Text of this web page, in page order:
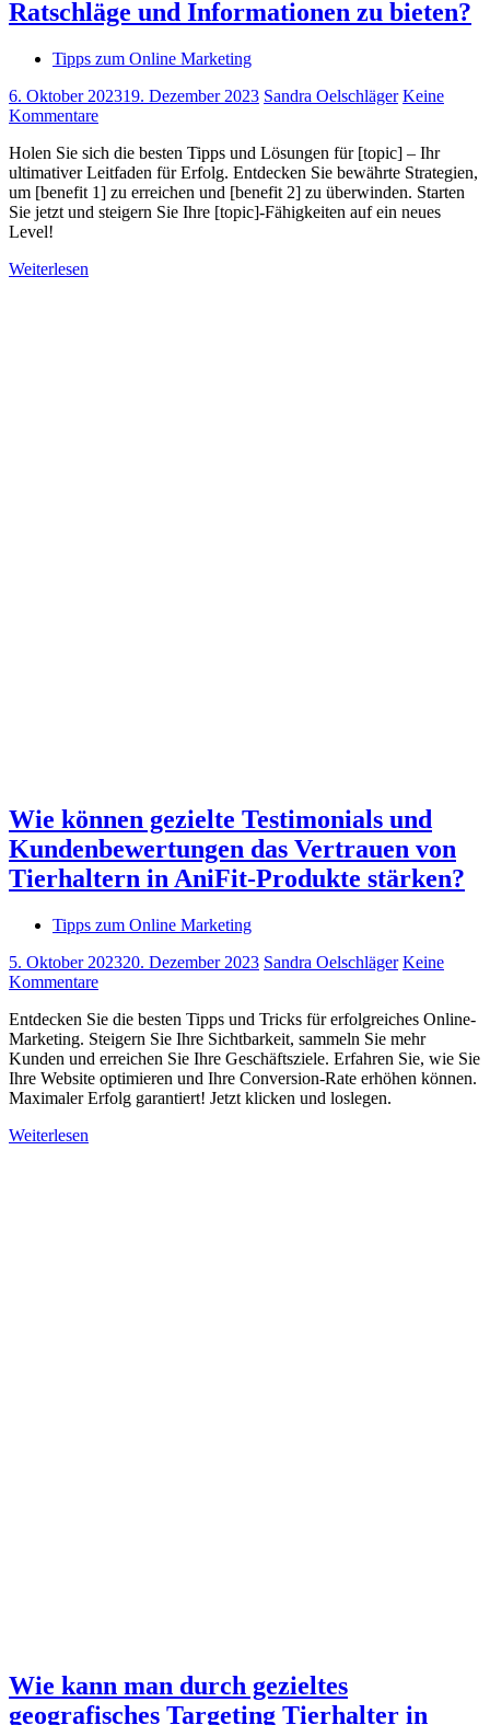
Ratschläge und Informationen zu bieten?
Tipps zum Online Marketing
6. Oktober 202319. Dezember 2023 Sandra Oelschläger Keine
Kommentare
Holen Sie sich die besten Tipps und Lösungen für [topic] – Ihr
ultimativer Leitfaden für Erfolg. Entdecken Sie bewährte Strategien,
um [benefit 1] zu erreichen und [benefit 2] zu überwinden. Starten
Sie jetzt und steigern Sie Ihre [topic]-Fähigkeiten auf ein neues
Level!
Weiterlesen
Wie können gezielte Testimonials und
Kundenbewertungen das Vertrauen von
Tierhaltern in AniFit-Produkte stärken?
Tipps zum Online Marketing
5. Oktober 202320. Dezember 2023 Sandra Oelschläger Keine
Kommentare
Entdecken Sie die besten Tipps und Tricks für erfolgreiches Online-
Marketing. Steigern Sie Ihre Sichtbarkeit, sammeln Sie mehr
Kunden und erreichen Sie Ihre Geschäftsziele. Erfahren Sie, wie Sie
Ihre Website optimieren und Ihre Conversion-Rate erhöhen können.
Maximaler Erfolg garantiert! Jetzt klicken und loslegen.
Weiterlesen
Wie kann man durch gezieltes
geografisches Targeting Tierhalter in